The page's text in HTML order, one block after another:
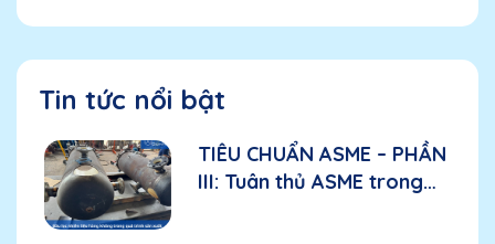
Tin tức nổi bật
TIÊU CHUẨN ASME – PHẦN
III: Tuân thủ ASME trong